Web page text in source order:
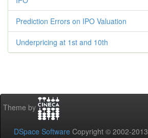
Prediction Errors on IPO Valuation
Underpricing at 1st and 10th
Theme by
DSpace Software Copyright © 2002-2013